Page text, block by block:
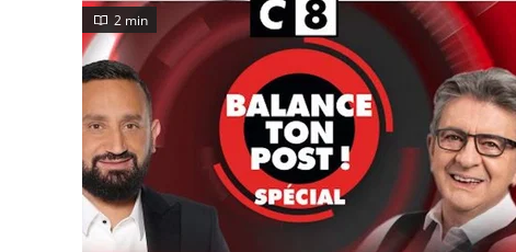
2 min